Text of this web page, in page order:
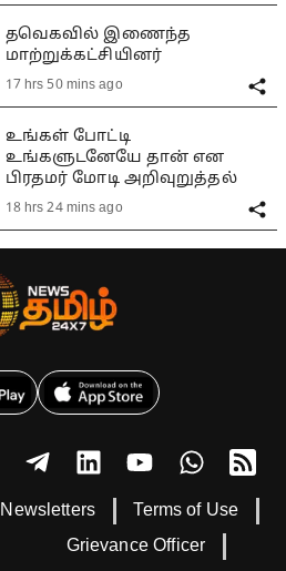
தவெகவில் இணைந்த
மாற்றுக்கட்சியினர்
17 hrs 50 mins ago
உங்கள் போட்டி
உங்களுடனேயே தான் என
பிரதமர் மோடி அறிவுறுத்தல்
18 hrs 24 mins ago
Newsletters
Terms of Use
Grievance Officer